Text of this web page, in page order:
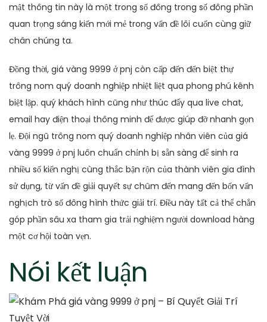
mật thông tin này là một trong số đông trong số đông phần
quan trọng sáng kiến mới mẻ trong vấn đề lôi cuốn cùng giữ
chân chúng ta.
Đồng thời, giá vàng 9999 ở pnj còn cấp đến đến biệt thự
trông nom quý doanh nghiệp nhiệt liệt qua phong phú kênh
biệt lập. quý khách hình cũng như thúc đẩy qua live chat,
email hay điện thoại thông minh để được giúp đỡ nhanh gọn
lẹ. Đội ngũ trông nom quý doanh nghiệp nhân viên của giá
vàng 9999 ở pnj luôn chuẩn chỉnh bị sẵn sàng để sinh ra
nhiều số kiến nghị cùng thắc bận rộn của thành viên gia đình
sử dụng, từ vấn đề giải quyết sự chũm đến mang đến bốn vấn
nghịch trò số đông hình thức giải trí. Điều này tất cả thể chắn
góp phần sâu xa tham gia trải nghiệm người download hàng
một cơ hội toàn vẹn.
Nói kết luận